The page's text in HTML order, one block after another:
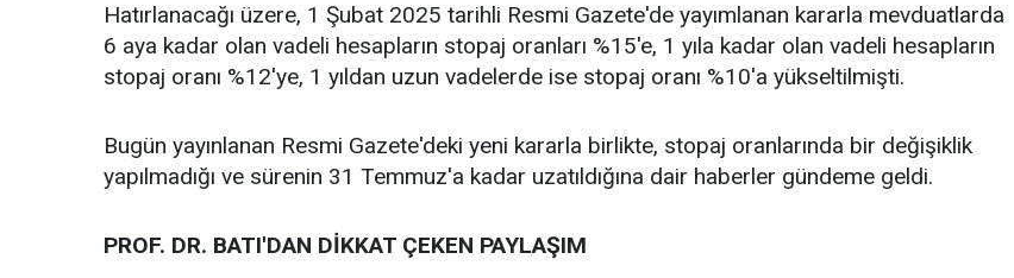
Hatırlanacağı üzere, 1 Şubat 2025 tarihli Resmi Gazete'de yayımlanan kararla mevduatlarda
6 aya kadar olan vadeli hesapların stopaj oranları %15'e, 1 yıla kadar olan vadeli hesapların
stopaj oranı %12'ye, 1 yıldan uzun vadelerde ise stopaj oranı %10'a yükseltilmişti.
Bugün yayınlanan Resmi Gazete'deki yeni kararla birlikte, stopaj oranlarında bir değişiklik
yapılmadığı ve sürenin 31 Temmuz'a kadar uzatıldığına dair haberler gündeme geldi.
PROF. DR. BATI'DAN DİKKAT ÇEKEN PAYLAŞIM